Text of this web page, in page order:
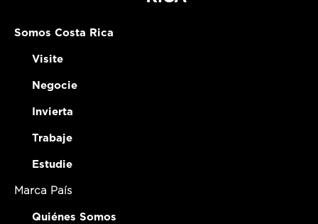
Somos Costa Rica
Visite
Negocie
Invierta
Trabaje
Estudie
Marca País
Quiénes Somos